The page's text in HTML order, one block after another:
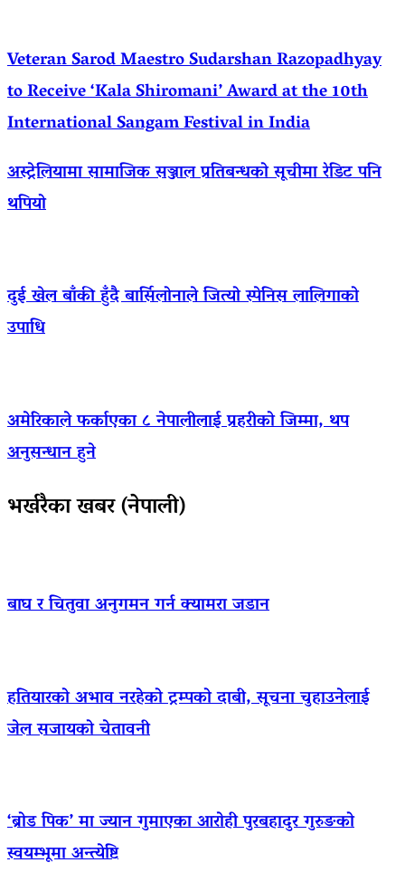
Veteran Sarod Maestro Sudarshan Razopadhyay
to Receive ‘Kala Shiromani’ Award at the 10th
International Sangam Festival in India
अस्ट्रेलियामा सामाजिक सञ्जाल प्रतिबन्धको सूचीमा रेडिट पनि
थपियो
दुई खेल बाँकी हुँदै बार्सिलोनाले जित्यो स्पेनिस लालिगाको
उपाधि
अमेरिकाले फर्काएका ८ नेपालीलाई प्रहरीको जिम्मा, थप
अनुसन्धान हुने
भर्खरैका खबर (नेपाली)
बाघ र चितुवा अनुगमन गर्न क्यामरा जडान
हतियारको अभाव नरहेको ट्रम्पको दाबी, सूचना चुहाउनेलाई
जेल सजायको चेतावनी
‘ब्रोड पिक’ मा ज्यान गुमाएका आराेही पुरबहादुर गुरुङको
स्वयम्भूमा अन्त्येष्टि